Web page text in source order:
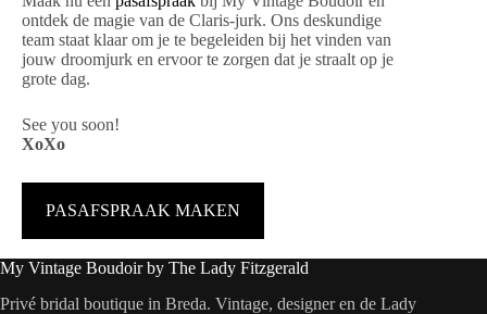
ontdek de magie van de Claris-jurk. Ons deskundige
team staat klaar om je te begeleiden bij het vinden van
jouw droomjurk en ervoor te zorgen dat je straalt op je
grote dag.
See you soon!
XoXo
PASAFSPRAAK MAKEN
My Vintage Boudoir by The Lady Fitzgerald
Privé bridal boutique in Breda. Vintage, designer en de Lady